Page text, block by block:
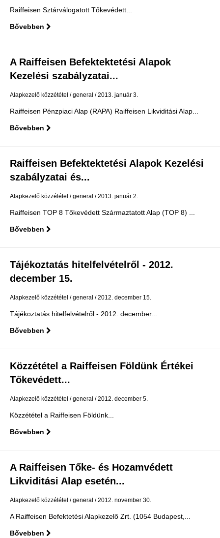
Raiffeisen Sztárválogatott Tőkevédett...
Bővebben
A Raiffeisen Befektektetési Alapok
Kezelési szabályzatai...
Alapkezelő közzététel general 2013. január 3.
Raiffeisen Pénzpiaci Alap (RAPA) Raiffeisen Likviditási Alap...
Bővebben
Raiffeisen Befektektetési Alapok Kezelési
szabályzatai és...
Alapkezelő közzététel general 2013. január 2.
Raiffeisen TOP 8 Tőkevédett Származtatott Alap (TOP 8) ...
Bővebben
Tájékoztatás hitelfelvételről - 2012.
december 15.
Alapkezelő közzététel general 2012. december 15.
Tájékoztatás hitelfelvételről - 2012. december...
Bővebben
Közzététel a Raiffeisen Földünk Értékei
Tőkevédett...
Alapkezelő közzététel general 2012. december 5.
Közzététel a Raiffeisen Földünk...
Bővebben
A Raiffeisen Tőke- és Hozamvédett
Likviditási Alap esetén...
Alapkezelő közzététel general 2012. november 30.
A Raiffeisen Befektetési Alapkezelő Zrt. (1054 Budapest,...
Bővebben